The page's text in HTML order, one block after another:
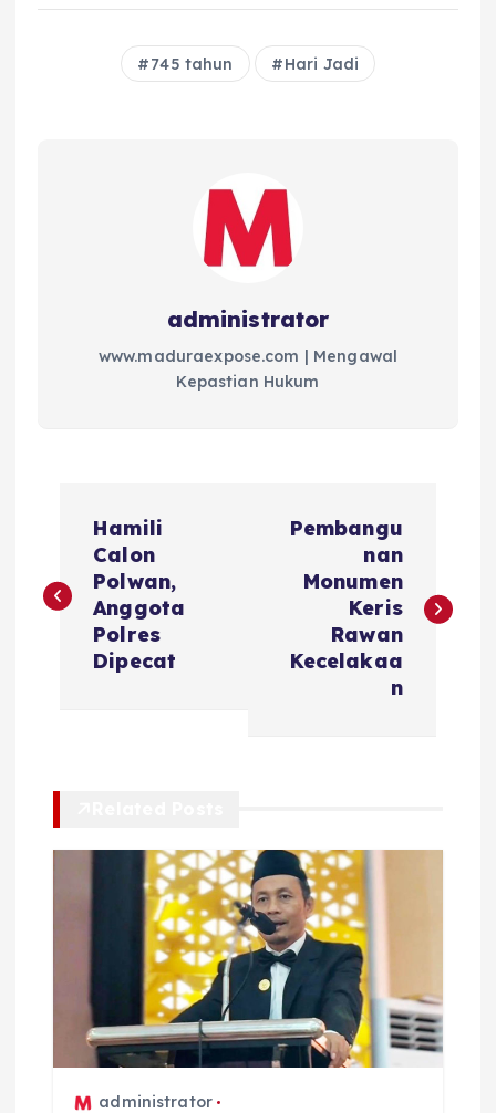
745 tahun Hari Jadi
administrator
www.maduraexpose.com | Mengawal
Kepastian Hukum
v
a
s
Hamili
Calon
Polwan,
Anggota
Polres
Dipecat
Pembangu
nan
Monumen
Keris
Rawan
Kecelakaa
n
administrator